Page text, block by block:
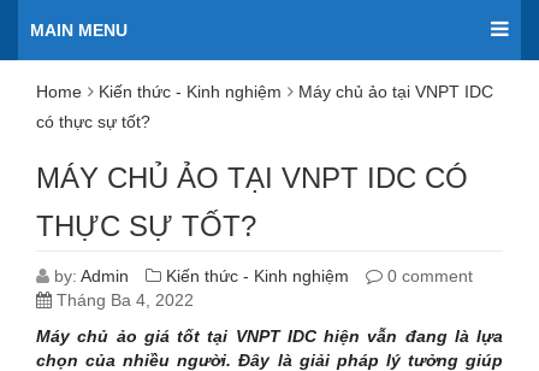
MAIN MENU
Home Kiến thức - Kinh nghiệm
Máy chủ ảo tại VNPT IDC
có thực sự tốt?
MÁY CHỦ ẢO TẠI VNPT IDC CÓ
THỰC SỰ TỐT?
by: Admin Kiến thức - Kinh nghiệm
0 comment
Tháng Ba 4, 2022
Máy chủ ảo giá tốt tại VNPT IDC hiện vẫn đang là lựa
chọn của nhiều người. Đây là giải pháp lý tưởng giúp